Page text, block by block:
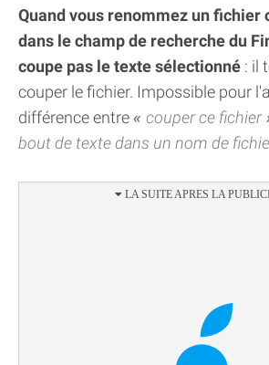
Quand vous renommez un fichier
dans le champ de recherche du
coupe pas le texte sélectionné : il
couper le fichier. Impossible pour
différence entre
couper ce fichier
bout de texte dans un nom de